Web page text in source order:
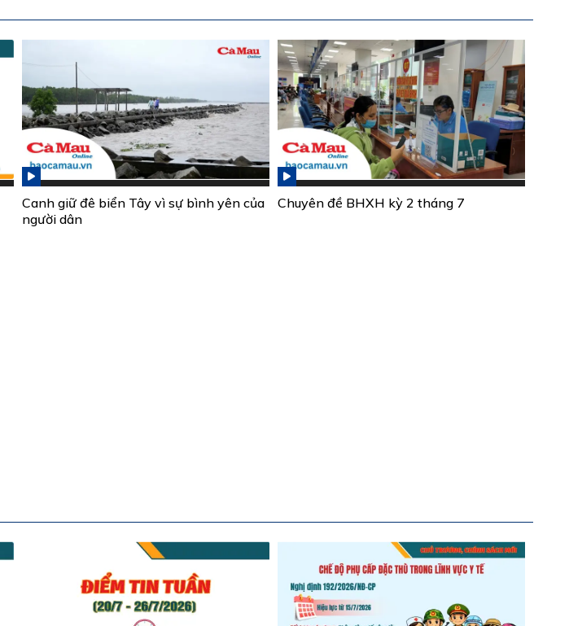
Canh giữ đê biển Tây vì sự bình yên của
người dân
Chuyên đề BHXH kỳ 2 tháng 7